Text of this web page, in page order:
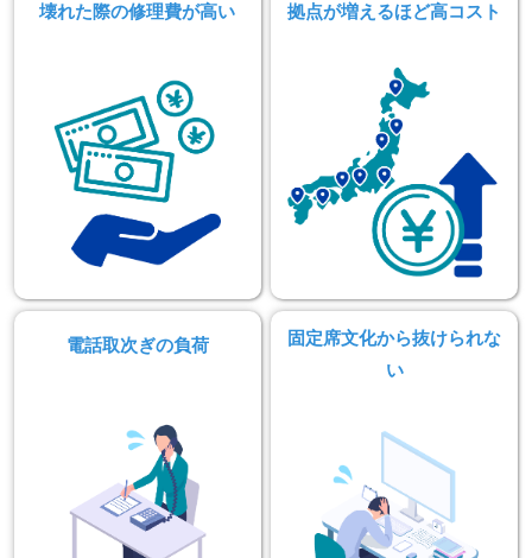
壊れた際の修理費が高い 拠点が増えるほど高コスト
電話取次ぎの負荷
固定席文化から抜けられな
い